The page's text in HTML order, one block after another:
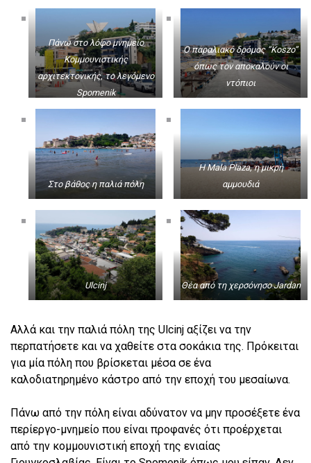
Πάνω στο λόφο μνημείο
Κομμουνιστικής
αρχιτεκτονικής, το λεγόμενο
Spomenik
Ο παραλιακό δρόμος “Koszo”
όπως τον αποκαλούν οι
ντόπιοι
Στο βάθος η παλιά πόλη
Η Mala Plaza, η μικρή
αμμουδιά
Ulcinj Θέα από τη χερσόνησο Jardan
Αλλά και την παλιά πόλη της Ulcinj αξίζει να την
περπατήσετε και να χαθείτε στα σοκάκια της. Πρόκειται
για μία πόλη που βρίσκεται μέσα σε ένα
καλοδιατηρημένο κάστρο από την εποχή του μεσαίωνα.
Πάνω από την πόλη είναι αδύνατον να μην προσέξετε ένα
περίεργο-μνημείο που είναι προφανές ότι προέρχεται
από την κομμουνιστική εποχή της ενιαίας